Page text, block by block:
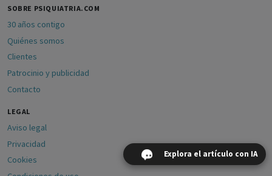
Explora el artículo con IA
SOBRE PSIQUIATRIA.COM
30 años contigo
Quiénes somos
Clientes
Patrocinio y publicidad
Contacto
LEGAL
Aviso legal
Privacidad
Cookies